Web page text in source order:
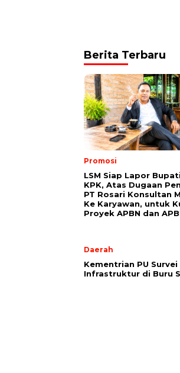
Berita Terbaru
Promosi
LSM Siap Lapor
KPK, Atas Dugaan
PT Rosari Konsultan
Ke Karyawan, untuk
Proyek APBN dan
Daerah
Kementrian PU Survei
Infrastruktur di Buru